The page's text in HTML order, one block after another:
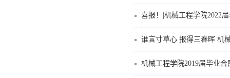
喜报！|机械工程学院2022
谁言寸草心 报得三春晖 机
机械工程学院2019届毕业合